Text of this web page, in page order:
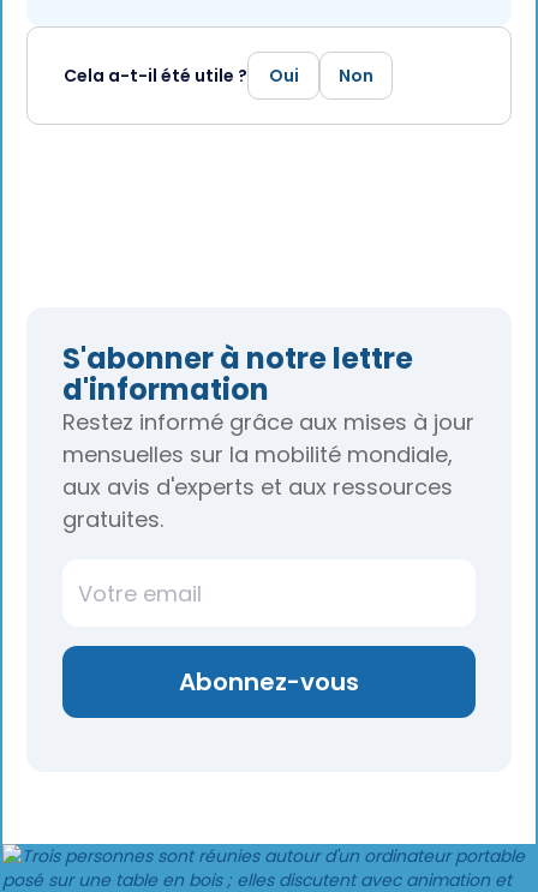
Cela a-t-il été utile ? Oui Non
S'abonner à notre lettre
d'information
Restez informé grâce aux mises à jour
mensuelles sur la mobilité mondiale,
aux avis d'experts et aux ressources
gratuites.